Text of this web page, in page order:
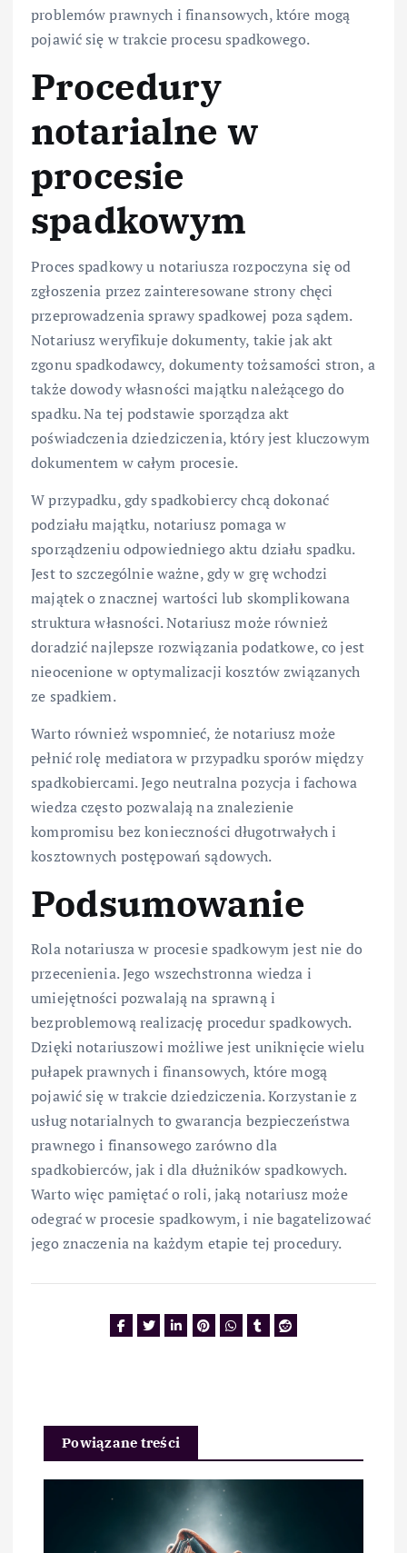
problemów prawnych i finansowych, które mogą
pojawić się w trakcie procesu spadkowego.
Procedury
notarialne w
procesie
spadkowym
Proces spadkowy u notariusza rozpoczyna się od
zgłoszenia przez zainteresowane strony chęci
przeprowadzenia sprawy spadkowej poza sądem.
Notariusz weryfikuje dokumenty, takie jak akt
zgonu spadkodawcy, dokumenty tożsamości stron, a
także dowody własności majątku należącego do
spadku. Na tej podstawie sporządza akt
poświadczenia dziedziczenia, który jest kluczowym
dokumentem w całym procesie.
W przypadku, gdy spadkobiercy chcą dokonać
podziału majątku, notariusz pomaga w
sporządzeniu odpowiedniego aktu działu spadku.
Jest to szczególnie ważne, gdy w grę wchodzi
majątek o znacznej wartości lub skomplikowana
struktura własności. Notariusz może również
doradzić najlepsze rozwiązania podatkowe, co jest
nieocenione w optymalizacji kosztów związanych
ze spadkiem.
Warto również wspomnieć, że notariusz może
pełnić rolę mediatora w przypadku sporów między
spadkobiercami. Jego neutralna pozycja i fachowa
wiedza często pozwalają na znalezienie
kompromisu bez konieczności długotrwałych i
kosztownych postępowań sądowych.
Podsumowanie
Rola notariusza w procesie spadkowym jest nie do
przecenienia. Jego wszechstronna wiedza i
umiejętności pozwalają na sprawną i
bezproblemową realizację procedur spadkowych.
Dzięki notariuszowi możliwe jest uniknięcie wielu
pułapek prawnych i finansowych, które mogą
pojawić się w trakcie dziedziczenia. Korzystanie z
usług notarialnych to gwarancja bezpieczeństwa
prawnego i finansowego zarówno dla
spadkobierców, jak i dla dłużników spadkowych.
Warto więc pamiętać o roli, jaką notariusz może
odegrać w procesie spadkowym, i nie bagatelizować
jego znaczenia na każdym etapie tej procedury.
Powiązane treści